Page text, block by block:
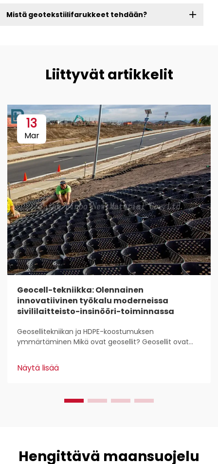
Mistä geotekstiilifarukkeet tehdään?
Liittyvät artikkelit
13
Mar
Geocell-tekniikka: Olennainen
innovatiivinen työkalu moderneissa
sivililaitteisto-insinööri-toiminnassa
Geosellitekniikan ja HDPE-koostumuksen
ymmärtäminen Mikä ovat geosellit? Geosellit ovat
stabilointiin ja vahvistamiseen rakennustyössä.
Kansalaisinsinöörit pitävät niistä, koska ne...
Näytä lisää
Hengittävä maansuojelu